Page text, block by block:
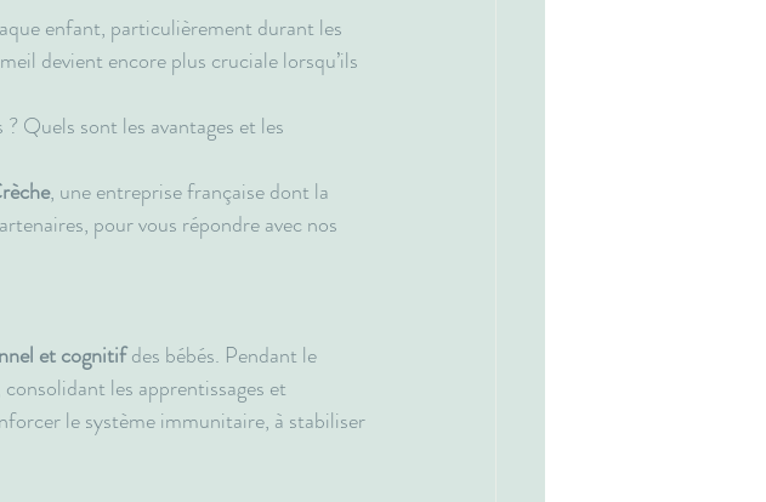
enfant, particulièrement durant les
devient encore plus cruciale lorsqu’ils
Quels sont les avantages et les
, une entreprise française dont la
pour vous répondre avec nos
et cognitif des bébés. Pendant le
les apprentissages et
le système immunitaire, à stabiliser